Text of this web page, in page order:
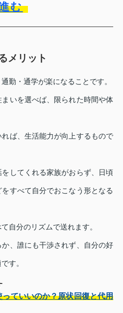
む
メリット
勤・通学が楽になることです。
いを選べば、限られた時間や体
ば、生活能力が向上するもので
してくれる家族がおらず、日頃
すべて自分でおこなう形となる
自分のリズムで送れます。
、誰にも干渉されず、自分の好
す。
ていいのか？原状回復と代用